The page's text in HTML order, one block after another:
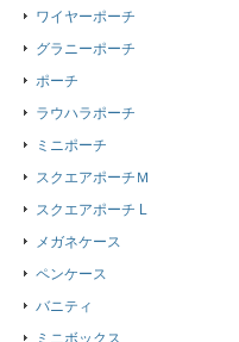
ワイヤーポーチ
グラニーポーチ
ポーチ
ラウハラポーチ
ミニポーチ
スクエアポーチＭ
スクエアポーチ L
メガネケース
ペンケース
バニティ